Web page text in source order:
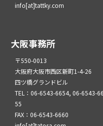
info[at]tattky.com
大阪事務所
〒550-0013
大阪府大阪市西区新町1-4-26
四ツ橋グランドビル
TEL：06-6543-6654, 06-6543-66
55
FAX：06-6543-6660